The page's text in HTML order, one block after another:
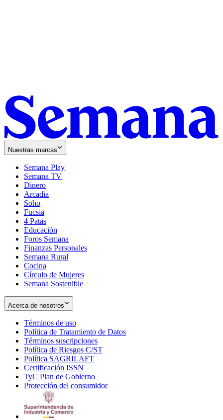
Nuestras marcas
Semana Play
Semana TV
Dinero
Arcadia
Soho
in
new
window
Fucsia
in
new
window
4 Patas
Educación
Foros Semana
Finanzas Personales
Semana Rural
Cocina
Círculo de Mujeres
Semana Sostenible
Acerca de nosotros
Términos de uso
in
new
window
Política de Tratamiento de Datos
Términos suscripciones
in
Política de Riesgos C/ST
Política SAGRILAFT
new
window
Certificación ISSN
in
new
TyC Plan de Gobierno
in
Protección del consumidorOpens